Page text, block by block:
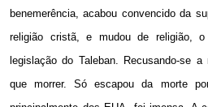
benemerência, acabou convencido da
religião cristã, e mudou de religião,
legislação do Taleban. Recusando-se
que morrer. Só escapou da morte